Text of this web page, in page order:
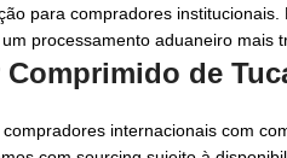
para compradores
processamento aduaneiro mais
de
internacionais com